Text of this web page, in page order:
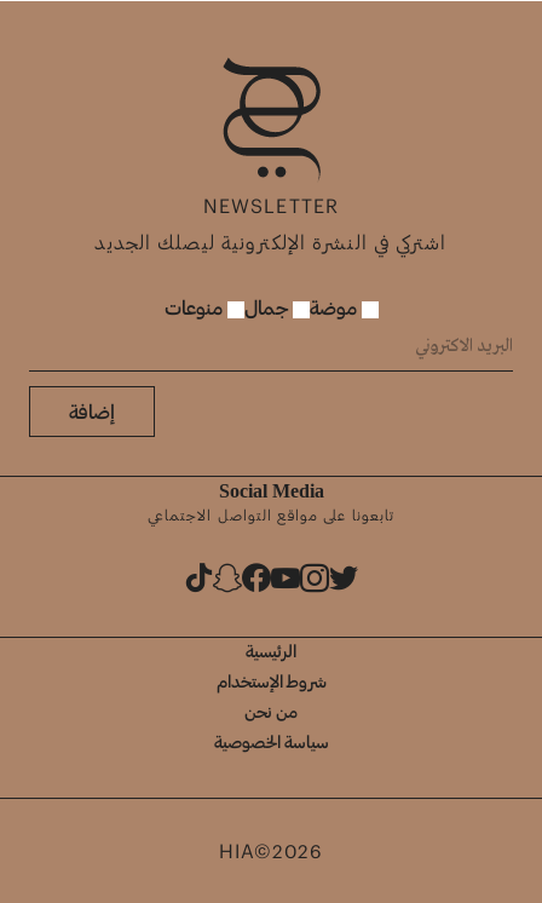
NEWSLETTER
اشتركي في النشرة الإلكترونية ليصلك الجديد
موضة جمال منوعات
إضافة
Social Media
تابعونا على مواقع التواصل الاجتماعي
الرئيسية
شروط الإستخدام
من نحن
سياسة الخصوصية
HIA©2026